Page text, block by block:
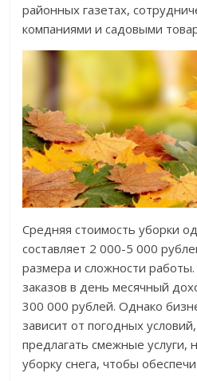
районных газетах,
компаниями и садовыми
Средняя стоимость уборки
составляет 2 000-5 000
размера и сложности
заказов в день месячный
300 000 рублей. Однако
зависит от погодных
предлагать смежные
уборку снега, чтобы